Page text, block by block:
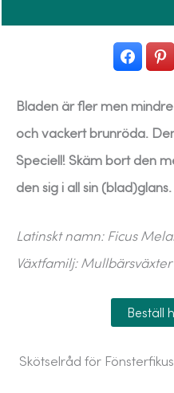
Bladen är fler men
och vackert brunröda.
Speciell! Skäm bort den
den sig i all sin (blad)glans.
Latinskt namn: Ficus
Växtfamilj: Mullbärsväxter
Beställ
Skötselråd för